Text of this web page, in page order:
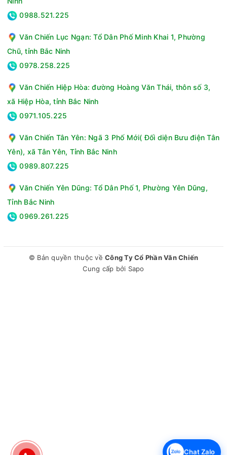
Lưu lượng gió:5500 - 6000 m³/h
Tiện ích:Có hộp đá khô làm mát, Tự ngắt bơm khi cạn
chiều trái - phải, Có bánh xe di chuyển, Công nghệ diệt
khuẩn Ag+
Kích thước - Khối lượng:Ngang 58 cm - Cao 133 cm - Sâu
Hãng:Daikiosan.
Chat Zalo
0988.521.225
Văn Chiến Lục Ngạn: Tổ Dân Phố Minh Khai 1, Phường
Chũ, tỉnh Bắc Ninh
0978.258.225
Văn Chiến Hiệp Hòa: đường Hoàng Văn Thái, thôn số 3,
xã Hiệp Hòa, tỉnh Bắc Ninh
0971.105.225
Văn Chiến Tân Yên: Ngã 3 Phố Mới( Đối diện Bưu điện Tân
Yên), xã Tân Yên, Tỉnh Bắc Ninh
0989.807.225
Văn Chiến Yên Dũng: Tổ Dân Phố 1, Phường Yên Dũng,
Tỉnh Bắc Ninh
0969.261.225
© Bản quyền thuộc về Công Ty Cổ Phần Văn Chiến
Cung cấp bởi Sapo